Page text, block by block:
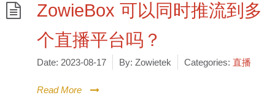
ZowieBox 可以同时推流到多
个直播平台吗？
Date: 2023-08-17 By: Zowietek Categories: 直播
Read More